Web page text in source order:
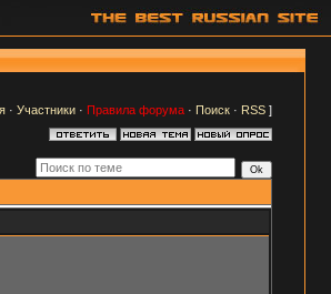
· Участники· Правила форума· Поиск· RSS]